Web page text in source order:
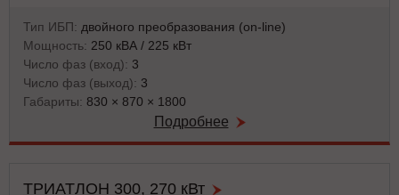
Тип ИБП: двойного преобразования (on-line)
Мощность: 250 кВА / 225 кВт
Число фаз (вход): 3
Число фаз (выход): 3
Габариты: 830 × 870 × 1800
Подробнее
ТРИАТЛОН 300, 270 кВт